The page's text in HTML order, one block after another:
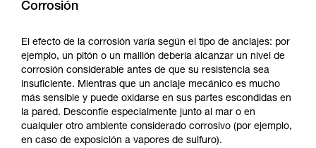
Corrosión
El efecto de la corrosión varía según el tipo de anclajes: por
ejemplo, un pitón o un maillón debería alcanzar un nivel de
corrosión considerable antes de que su resistencia sea
insuficiente. Mientras que un anclaje mecánico es mucho
más sensible y puede oxidarse en sus partes escondidas en
la pared. Desconfíe especialmente junto al mar o en
cualquier otro ambiente considerado corrosivo (por ejemplo,
en caso de exposición a vapores de sulfuro).